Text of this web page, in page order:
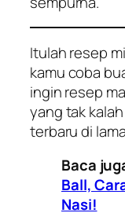
Itulah resep
kamu coba
ingin resep
yang tak
terbaru di
Baca
Ball,
Nasi!